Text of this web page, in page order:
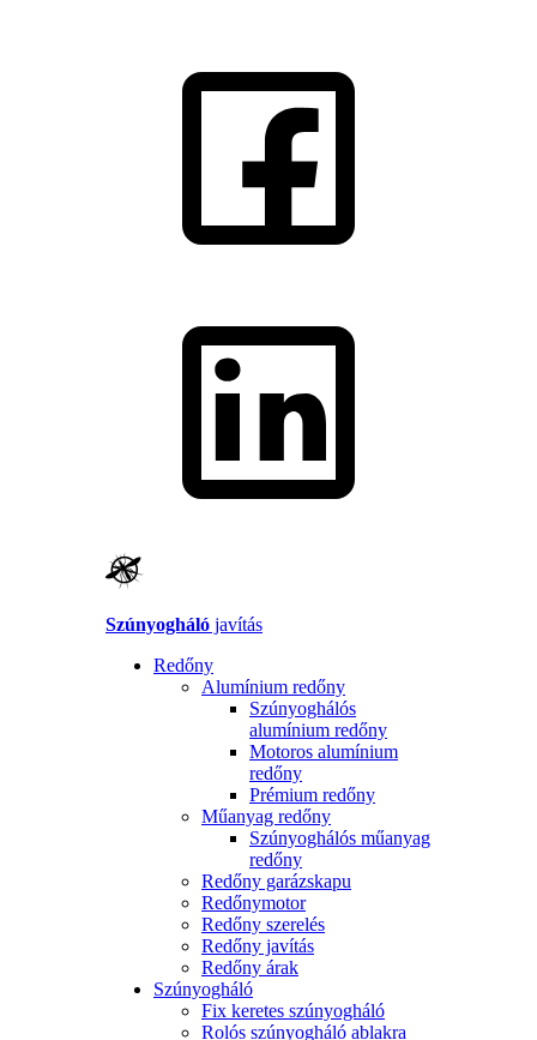
Szúnyogháló javítás
Redőny
Alumínium redőny
Szúnyoghálós
alumínium redőny
Motoros alumínium
redőny
Prémium redőny
Műanyag redőny
Szúnyoghálós műanyag
redőny
Redőny garázskapu
Redőnymotor
Redőny szerelés
Redőny javítás
Redőny árak
Szúnyogháló
Fix keretes szúnyogháló
Rolós szúnyogháló ablakra